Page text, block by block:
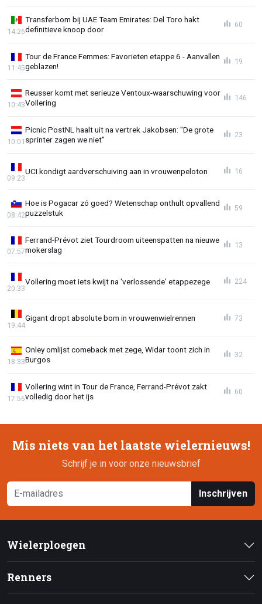
Transferbom bij UAE Team Emirates: Del Toro hakt
definitieve knoop door
14:26
60
Tour de France Femmes: Favorieten etappe 6 - Aanvallen
geblazen!
11:45
19
Reusser komt met serieuze Ventoux-waarschuwing voor
Vollering
10:43
146
Picnic PostNL haalt uit na vertrek Jakobsen: "De grote
sprinter zagen we niet"
10:01
23
UCI kondigt aardverschuiving aan in vrouwenpeloton
09:23
16
Hoe is Pogacar zó goed? Wetenschap onthult opvallend
puzzelstuk
08:42
59
Ferrand-Prévot ziet Tourdroom uiteenspatten na nieuwe
mokerslag
07:57
13
Vollering moet iets kwijt na 'verlossende' etappezege
20:33
224
Gigant dropt absolute bom in vrouwenwielrennen
19:44
73
Onley omlijst comeback met zege, Widar toont zich in
Burgos
18:33
32
Vollering wint in Tour de France, Ferrand-Prévot zakt
volledig door het ijs
17:56
60
Mis niets van het laatste wielernieuws!
Schrijf je in voor onze nieuwsbrief
Inschrijven
Wielerploegen
Renners